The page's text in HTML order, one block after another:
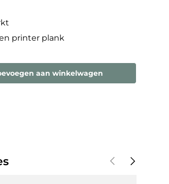
printer plank
aan winkelwagen
Vorige Volgende